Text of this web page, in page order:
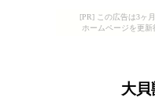
[PR] この広告は3ヶ
ホームページを更
大